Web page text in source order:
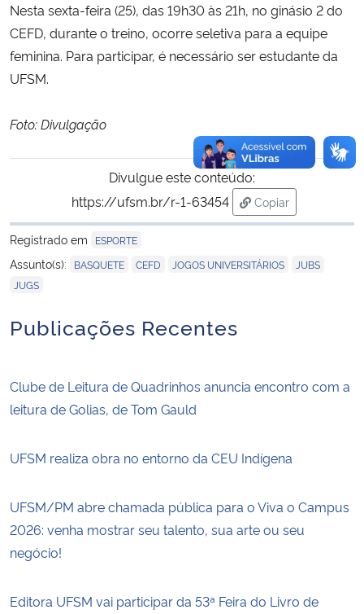
Nesta sexta-feira (25), das 19h30 às 21h, no ginásio 2 do
CEFD, durante o treino, ocorre seletiva para a equipe
feminina. Para participar, é necessário ser estudante da
UFSM.
Foto: Divulgação
Divulgue este conteúdo:
https://ufsm.br/r-1-63454
Copiar
para área de
Registrado em
ESPORTE
Assunto(s): BASQUETE CEFD JOGOS UNIVERSITÁRIOS JUBS
JUGS
Publicações Recentes
Clube de Leitura de Quadrinhos anuncia encontro com a
leitura de Golias, de Tom Gauld
UFSM realiza obra no entorno da CEU Indígena
UFSM/PM abre chamada pública para o Viva o Campus
2026: venha mostrar seu talento, sua arte ou seu
negócio!
Editora UFSM vai participar da 53ª Feira do Livro de